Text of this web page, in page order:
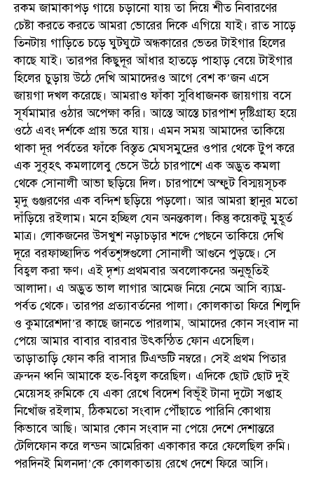
রকম জামাকাপড় গায়ে চড়ানো যায় তা দিয়ে শীত নিবারণের
চেষ্টা করতে করতে আমরা ভোরের দিকে এগিয়ে যাই। রাত সাড়ে
তিনটায় গাড়িতে চড়ে ঘুটঘুটে অন্ধকারের ভেতর টাইগার হিলের
কাছে যাই। তারপর কিছুদূর আঁধার হাতড়ে পাহাড় বেয়ে টাইগার
হিলের চুড়ায় উঠে দেখি আমাদেরও আগে বেশ ক’জন এসে
জায়গা দখল করেছে। আমরাও ফাঁকা সুবিধাজনক জায়গায় বসে
সূর্যমামার ওঠার অপেক্ষা করি। আস্তে আস্তে চারপাশ দৃষ্টিগ্রাহ্য হয়ে
ওঠে এবং দর্শকে প্রায় ভরে যায়। এমন সময় আমাদের তাকিয়ে
থাকা দূর পর্বতের ফাঁকে বিস্তৃত মেঘসমুদ্রের ওপার থেকে টুপ করে
এক সুবৃহৎ কমলালেবু ভেসে উঠে চারপাশে এক অদ্ভুত কমলা
থেকে সোনালী আভা ছড়িয়ে দিল। চারপাশে অস্ফুট বিস্ময়সূচক
মৃদু গুঞ্জরণের এক বন্দিশ ছড়িয়ে পড়লো। আর আমরা স্থানুর মতো
দাঁড়িয়ে রইলাম। মনে হচ্ছিল যেন অনন্তকাল। কিন্তু কয়েকটু মুহূর্ত
মাত্র। লোকজনের উসখুশ নড়াচড়ার শব্দে পেছনে তাকিয়ে দেখি
দূরে বরফাচ্ছাদিত পর্বতশৃঙ্গগুলো সোনালী আগুনে পুড়ছে। সে
বিহ্বল করা ক্ষণ। এই দৃশ্য প্রথমবার অবলোকনের অনুভূতিই
আলাদা। এ অদ্ভুত ভাল লাগার আমেজ নিয়ে নেমে আসি ব্যাঘ্র-
পর্বত থেকে। তারপর প্রত্যাবর্তনের পালা। কোলকাতা ফিরে শিলুদি
ও কুমারেশদা’র কাছে জানতে পারলাম, আমাদের কোন সংবাদ না
পেয়ে আমার বাবার বারবার উৎকন্ঠিত ফোন এসেছিল।
তাড়াতাড়ি ফোন করি বাসার টিএন্ডটি নম্বরে। সেই প্রথম পিতার
ক্রন্দন ধ্বনি আমাকে হত-বিহ্বল করেছিল। এদিকে ছোট ছোট দুই
মেয়েসহ রুমিকে যে একা রেখে বিদেশ বিভূঁই টানা দুটো সপ্তাহ
নিখোঁজ রইলাম, ঠিকমতো সংবাদ পৌঁছাতে পারিনি কোথায়
কিভাবে আছি। আমার কোন সংবাদ না পেয়ে দেশে দেশান্তরে
টেলিফোন করে লন্ডন আমেরিকা একাকার করে ফেলেছিল রুমি।
পরদিনই মিলনদা’কে কোলকাতায় রেখে দেশে ফিরে আসি।